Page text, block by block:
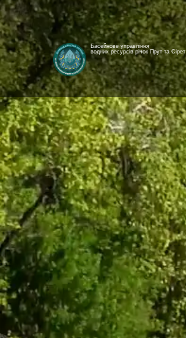
[newyear_garland]
Басейнове управління
водних ресурсів річок Прут та Сірет